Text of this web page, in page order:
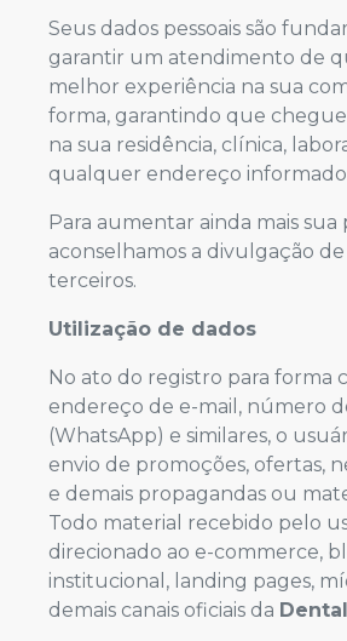
Seus dados pessoais são
garantir um atendimento de
melhor experiência na sua
forma, garantindo que
na sua residência, clínica,
qualquer endereço
Para aumentar ainda mais sua
aconselhamos a divulgação de
terceiros.
Utilização de dados
No ato do registro para forma
endereço de e-mail, número
(WhatsApp) e similares, o
envio de promoções, ofertas,
e demais propagandas ou
Todo material recebido pelo
direcionado ao e-commerce,
institucional, landing pages,
demais canais oficiais da